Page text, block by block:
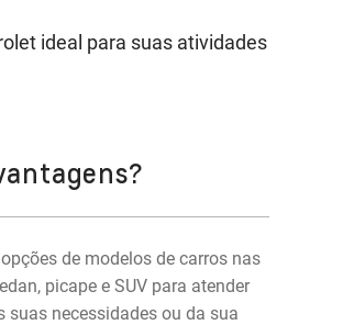
ideal para suas atividades
de modelos de carros nas
picape e SUV para atender
suas necessidades ou da sua